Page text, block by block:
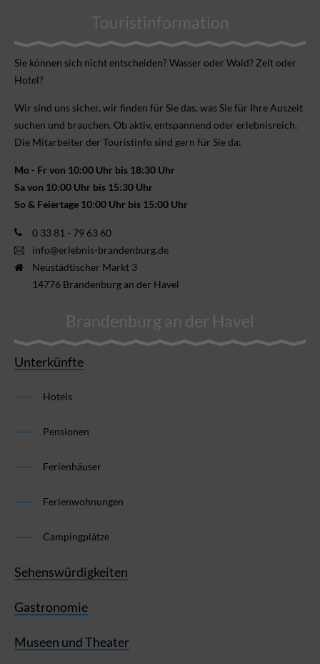
Touristinformation
Sie können sich nicht ent­scheiden? Wasser oder Wald? Zelt oder
Hotel?
Wir sind uns sicher, wir finden für Sie das, was Sie für Ihre Aus­zeit
suchen und brauchen. Ob aktiv, ent­spannend oder erlebnis­reich.
Die Mitarbeiter der Touristinfo sind gern für Sie da:
Mo - Fr von 10:00 Uhr bis 18:30 Uhr
Sa von 10:00 Uhr bis 15:30 Uhr
So & Feiertage 10:00 Uhr bis 15:00 Uhr
0 33 81 - 79 63 60
info@erlebnis-brandenburg.de
Neustädtischer Markt 3
14776 Brandenburg an der Havel
Brandenburg an der Havel
Unterkünfte
Hotels
Pensionen
Ferienhäuser
Ferienwohnungen
Campingplätze
Sehenswürdigkeiten
Gastronomie
Museen und Theater